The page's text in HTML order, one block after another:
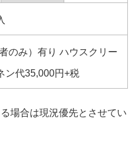
のみ）有り ハウスクリー
ン代35,000円+税
場合は現況優先とさせてい